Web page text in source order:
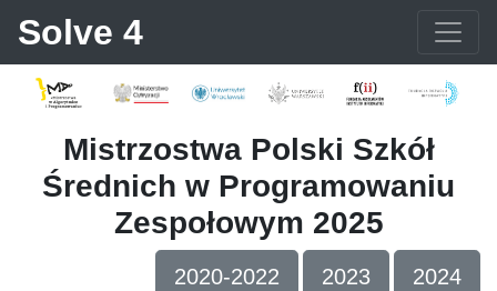
Solve 4
Mistrzostwa Polski Szkół
Średnich w Programowaniu
Zespołowym 2025
2020-2022 2023 2024